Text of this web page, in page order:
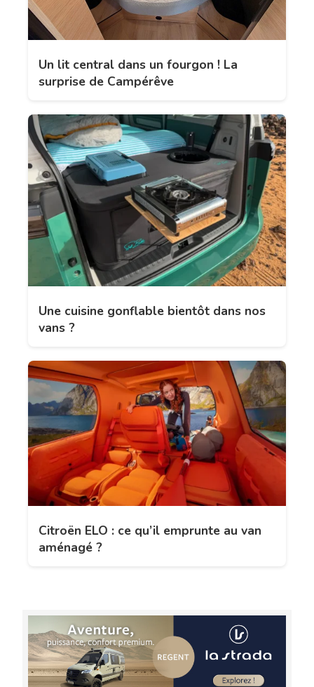
Un lit central dans un fourgon ! La
surprise de Campérêve
Une cuisine gonflable bientôt dans nos
vans ?
Citroën ELO : ce qu’il emprunte au van
aménagé ?